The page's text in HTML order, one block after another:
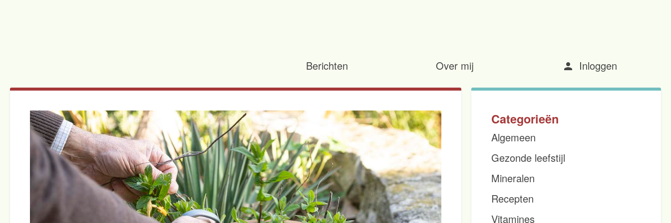
Berichten Over mij person Inloggen
Categorieën
Algemeen
Gezonde leefstijl
Mineralen
Recepten
Vitamines